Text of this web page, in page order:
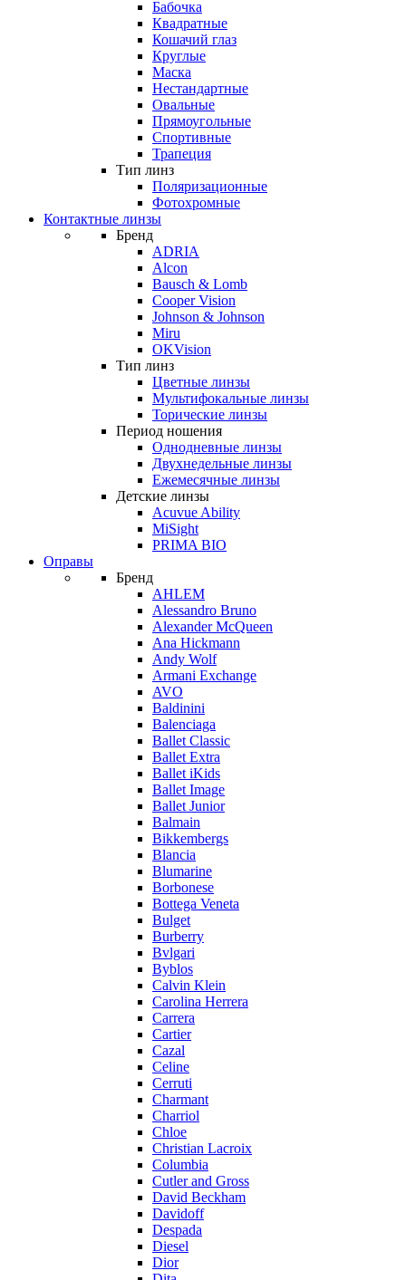
Бабочка
Квадратные
Кошачий глаз
Круглые
Маска
Нестандартные
Овальные
Прямоугольные
Спортивные
Трапеция
Тип линз
Поляризационные
Фотохромные
Контактные линзы
Бренд
ADRIA
Alcon
Bausch & Lomb
Cooper Vision
Johnson & Johnson
Miru
OKVision
Тип линз
Цветные линзы
Мультифокальные линзы
Торические линзы
Период ношения
Однодневные линзы
Двухнедельные линзы
Ежемесячные линзы
Детские линзы
Acuvue Ability
MiSight
PRIMA BIO
Оправы
Бренд
AHLEM
Alessandro Bruno
Alexander McQueen
Ana Hickmann
Andy Wolf
Armani Exchange
AVO
Baldinini
Balenciaga
Ballet Classic
Ballet Extra
Ballet iKids
Ballet Image
Ballet Junior
Balmain
Bikkembergs
Blancia
Blumarine
Borbonese
Bottega Veneta
Bulget
Burberry
Bvlgari
Byblos
Calvin Klein
Carolina Herrera
Carrera
Cartier
Cazal
Celine
Cerruti
Charmant
Charriol
Chloe
Christian Lacroix
Columbia
Cutler and Gross
David Beckham
Davidoff
Despada
Diesel
Dior